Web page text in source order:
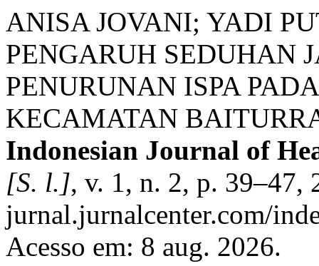
ANISA JOVANI; YADI
PENGARUH SEDUHAN
PENURUNAN ISPA
KECAMATAN
Indonesian Journal of
[S. l.], v. 1, n. 2, p. 39–47,
jurnal.jurnalcenter.com/
Acesso em: 8 aug. 2026.